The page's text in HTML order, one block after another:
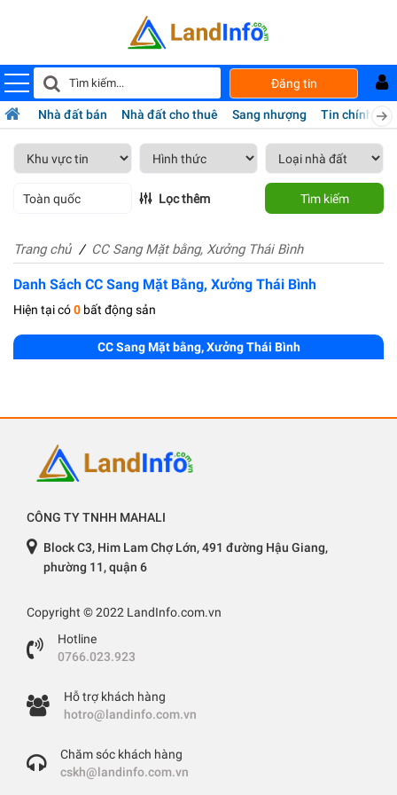
Đăng tin
Nhà đất bán Nhà đất cho thuê Sang nhượng Tin chính chủ
Toàn quốc Lọc thêm Tìm kiếm
Trang chủ CC Sang Mặt bằng, Xưởng Thái Bình
Danh Sách CC Sang Mặt Bằng, Xưởng Thái Bình
Hiện tại có0 bất động sản
CC Sang Mặt bằng, Xưởng Thái Bình
CÔNG TY TNHH MAHALI
Block C3, Him Lam Chợ Lớn, 491 đường Hậu Giang,
phường 11, quận 6
Copyright © 2022 LandInfo.com.vn
Hotline
0766.023.923
Hỗ trợ khách hàng
hotro@landinfo.com.vn
Chăm sóc khách hàng
cskh@landinfo.com.vn